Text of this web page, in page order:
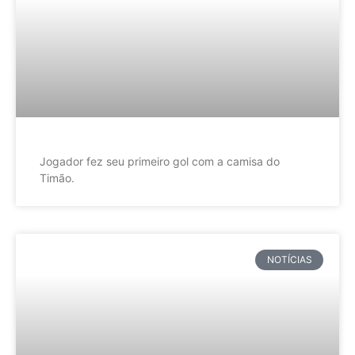
Jogador fez seu primeiro gol com a camisa do
Timão.
NOTÍCIAS